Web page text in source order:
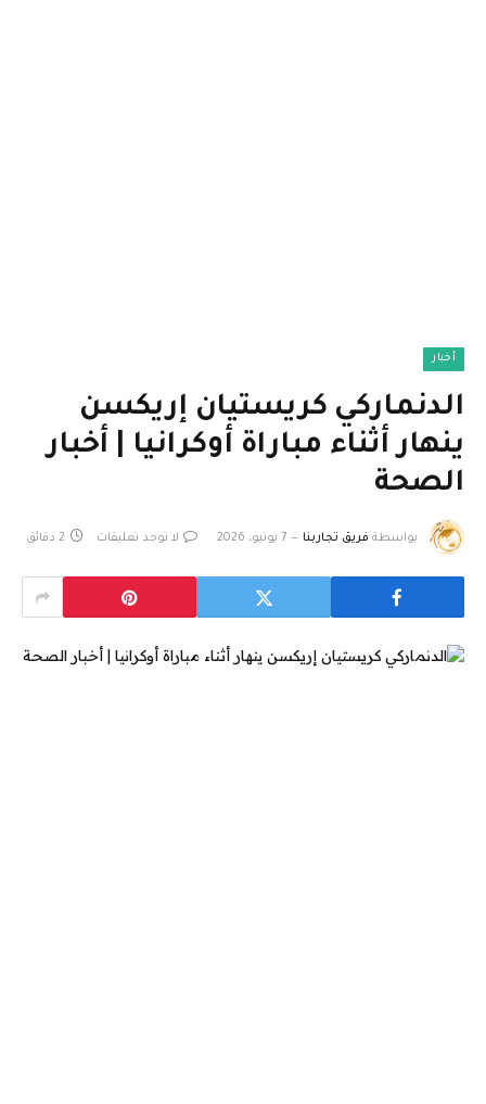
أخبار
الدنماركي كريستيان إريكسن
ينهار أثناء مباراة أوكرانيا | أخبار
الصحة
بواسطة فريق تجاربنا 7 يونيو، 2026 لا توجد تعليقات 2 دقائق